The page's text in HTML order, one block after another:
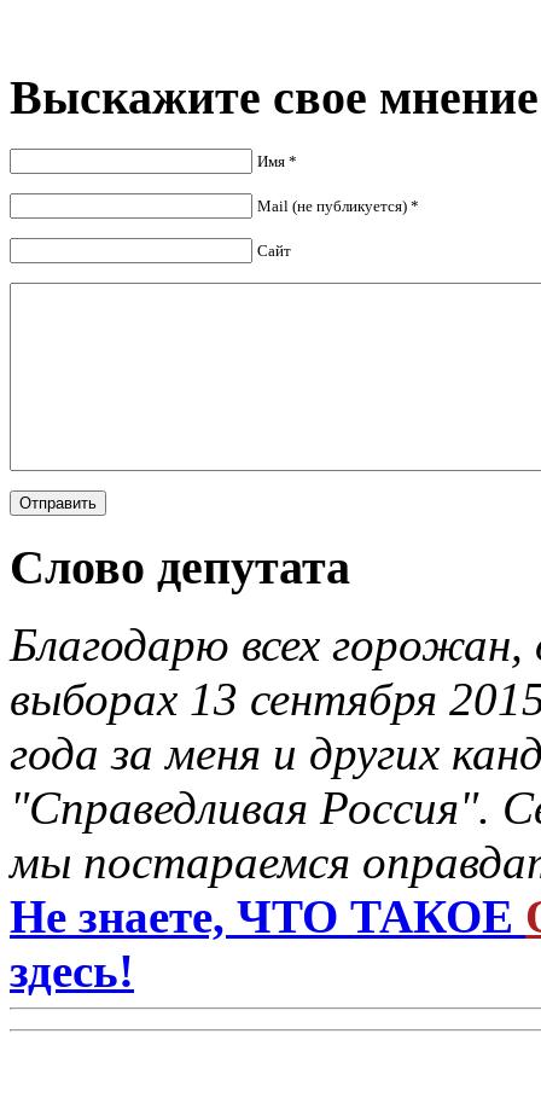
Выскажите свое мнение
Имя *
Mail (не публикуется) *
Сайт
Слово депутата
Благодарю всех
выборах 13 сентября
года за меня и других
"Справедливая Россия".
мы постараемся
Не знаете, ЧТО ТАКОЕ
здесь!